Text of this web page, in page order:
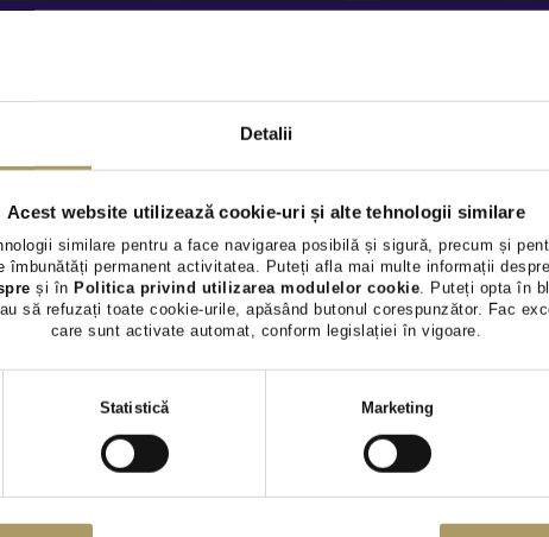
Detalii
Acest website utilizează cookie-uri și alte tehnologii similare
similare pentru a face navigarea posibilă și sigură, precum și
îmbunătăți permanent activitatea. Puteți afla mai multe informații
și în Politica privind utilizarea modulelor cookie. Puteți opta în
să refuzați toate cookie-urile, apăsând butonul corespunzător. Fac
care sunt activate automat, conform legislației în vigoare.
consimțământului
Statistică Marketing
43.490 €
TVA INCLUS DEDUCTIBIL
Hybrid (diesel)
Preț special Rulat
Vezi detalii
VOLVO
34.400 €
TVA INCLUS
Preț special
Vezi